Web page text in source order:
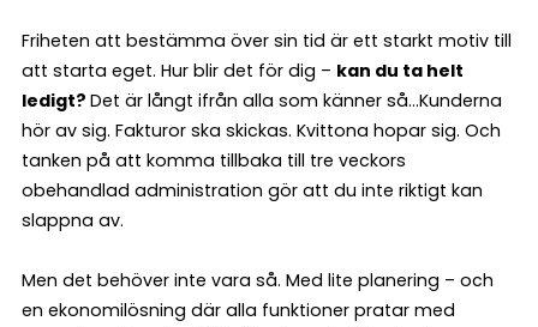
Friheten att bestämma över sin tid är ett starkt motiv till
att starta eget. Hur blir det för dig – kan du ta helt
ledigt? Det är långt ifrån alla som känner så…Kunderna
hör av sig. Fakturor ska skickas. Kvittona hopar sig. Och
tanken på att komma tillbaka till tre veckors
obehandlad administration gör att du inte riktigt kan
slappna av.
Men det behöver inte vara så. Med lite planering – och
en ekonomilösning där alla funktioner pratar med